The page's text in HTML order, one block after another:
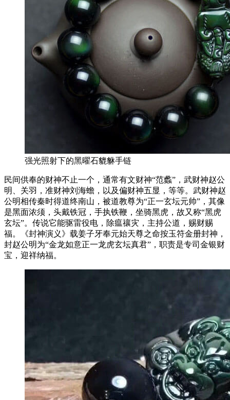
强光照射下的黑曜石貔貅手链
民间供奉的财神不止一个，通常有文财神“范蠡”，武财神赵公
明、关羽，准财神刘海蟾，以及偏财神五显，等等。武财神赵
公明相传秦时得道终南山，被道教尊为“正一玄坛元帅”，其像
是黑面浓须，头戴铁冠，手执铁鞭，坐骑黑虎，故又称“黑虎
玄坛”。传说它能驱雷役电，除瘟禳灾，主持公道，赐财赐
福。《封神演义》载姜子牙奉元始天尊之命按玉符金册封神，
封赵公明为“金龙如意正一龙虎玄坛真君”，职责是专司金银财
宝，迎祥纳福。